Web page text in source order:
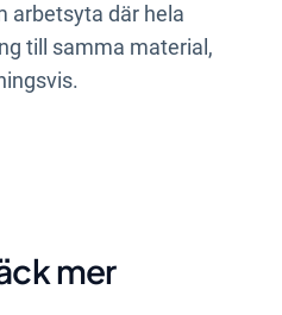
arbetsyta där hela
till samma material,
mer